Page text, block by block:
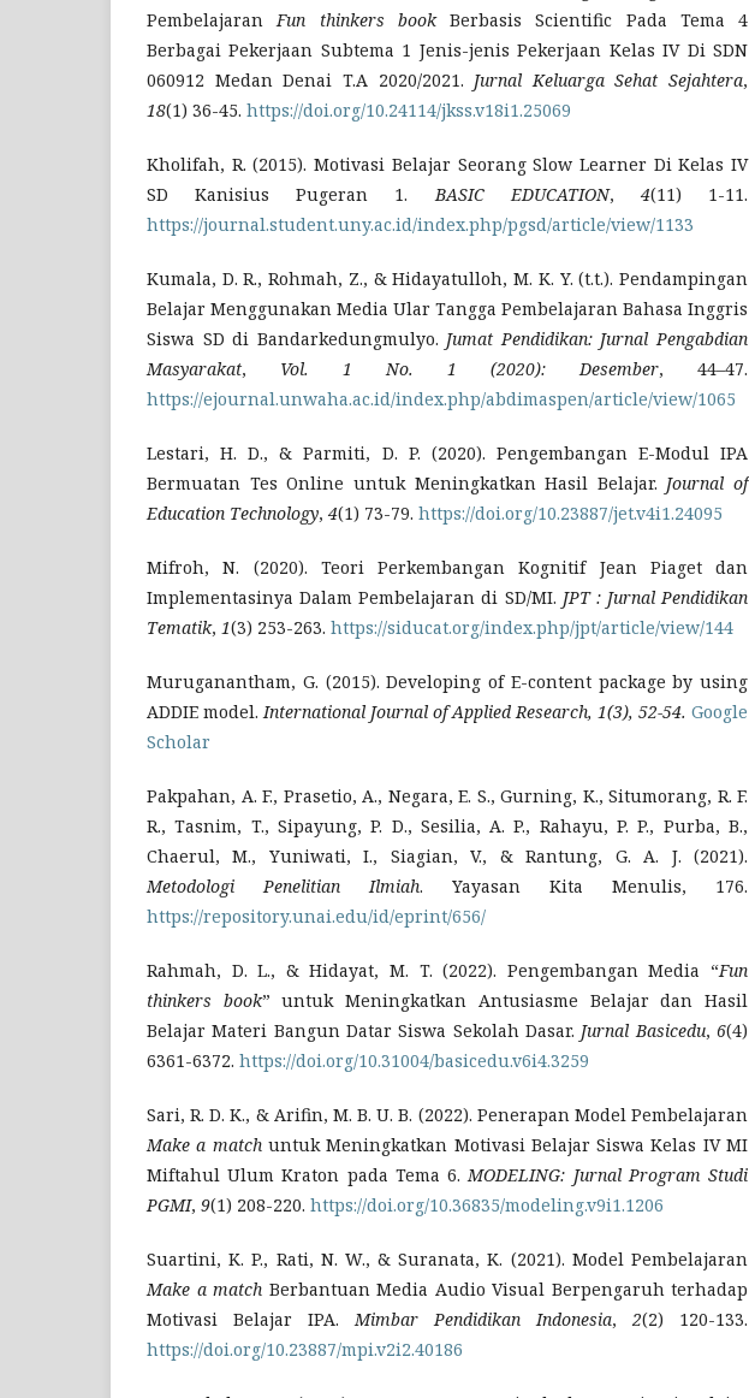
Pembelajaran Fun thinkers bookBerbasis Scientific Pada Tema 4
Berbagai Pekerjaan Subtema 1 Jenis-jenis Pekerjaan Kelas IV Di SDN
060912 Medan Denai T.A 2020/2021. Jurnal Keluarga Sehat Sejahtera,
18(1) 36-45. https://doi.org/10.24114/jkss.v18i1.25069
Kholifah, R. (2015). Motivasi Belajar Seorang Slow Learner Di Kelas IV
SD Kanisius Pugeran 1. BASIC EDUCATION, 4(11) 1-11.
https://journal.student.uny.ac.id/index.php/pgsd/article/view/1133
Kumala, D. R., Rohmah, Z., & Hidayatulloh, M. K. Y. (t.t.). Pendampingan
Belajar Menggunakan Media Ular Tangga Pembelajaran Bahasa Inggris
Siswa SD di Bandarkedungmulyo. Jumat Pendidikan: Jurnal Pengabdian
Masyarakat, Vol. 1 No. 1 (2020): Desember, 44–47.
https://ejournal.unwaha.ac.id/index.php/abdimaspen/article/view/1065
Lestari, H. D., & Parmiti, D. P. (2020). Pengembangan E-Modul IPA
Bermuatan Tes Online untuk Meningkatkan Hasil Belajar. Journal of
Education Technology, 4(1) 73-79. https://doi.org/10.23887/jet.v4i1.24095
Mifroh, N. (2020). Teori Perkembangan Kognitif Jean Piaget dan
Implementasinya Dalam Pembelajaran di SD/MI. JPT : Jurnal Pendidikan
Tematik, 1(3) 253-263. https://siducat.org/index.php/jpt/article/view/144
Muruganantham, G. (2015). Developing of E-content package by using
ADDIE model. International Journal of Applied Research, 1(3), 52-54. Google
Scholar
Pakpahan, A. F., Prasetio, A., Negara, E. S., Gurning, K., Situmorang, R. F.
R., Tasnim, T., Sipayung, P. D., Sesilia, A. P., Rahayu, P. P., Purba, B.,
Chaerul, M., Yuniwati, I., Siagian, V., & Rantung, G. A. J. (2021).
Metodologi Penelitian Ilmiah. Yayasan Kita Menulis, 176.
https://repository.unai.edu/id/eprint/656/
Rahmah, D. L., & Hidayat, M. T. (2022). Pengembangan Media “Fun
thinkers book” untuk Meningkatkan Antusiasme Belajar dan Hasil
Belajar Materi Bangun Datar Siswa Sekolah Dasar. Jurnal Basicedu,6(4)
6361-6372. https://doi.org/10.31004/basicedu.v6i4.3259
Sari, R. D. K., & Arifin, M. B. U. B. (2022). Penerapan Model Pembelajaran
Make a matchuntuk Meningkatkan Motivasi Belajar Siswa Kelas IV MI
Miftahul Ulum Kraton pada Tema 6. MODELING: Jurnal Program Studi
PGMI, 9(1) 208-220. https://doi.org/10.36835/modeling.v9i1.1206
Suartini, K. P., Rati, N. W., & Suranata, K. (2021). Model Pembelajaran
Make a match Berbantuan Media Audio Visual Berpengaruh terhadap
Motivasi Belajar IPA. Mimbar Pendidikan Indonesia, 2(2) 120-133.
https://doi.org/10.23887/mpi.v2i2.40186